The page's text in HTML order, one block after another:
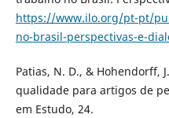
https://www.ilo.org/pt-pt/
no-brasil-perspectivas-e-
Patias, N. D., & Hohendorff,
qualidade para artigos de
em Estudo, 24.